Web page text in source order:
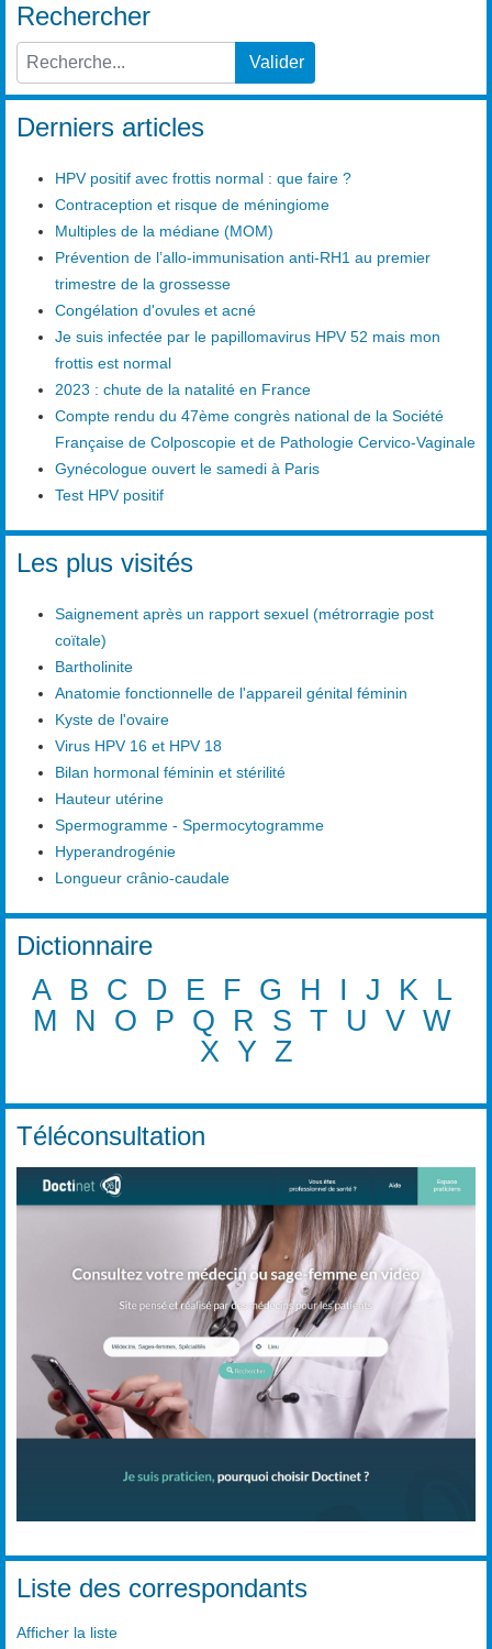
Rechercher
Type 2 or more characters for results.
Valider
Derniers articles
HPV positif avec frottis normal : que faire ?
Contraception et risque de méningiome
Multiples de la médiane (MOM)
Prévention de l’allo-immunisation anti-RH1 au premier
trimestre de la grossesse
Congélation d'ovules et acné
Je suis infectée par le papillomavirus HPV 52 mais mon
frottis est normal
2023 : chute de la natalité en France
Compte rendu du 47ème congrès national de la Société
Française de Colposcopie et de Pathologie Cervico-Vaginale
Gynécologue ouvert le samedi à Paris
Test HPV positif
Les plus visités
Saignement après un rapport sexuel (métrorragie post
coïtale)
Bartholinite
Anatomie fonctionnelle de l'appareil génital féminin
Kyste de l'ovaire
Virus HPV 16 et HPV 18
Bilan hormonal féminin et stérilité
Hauteur utérine
Spermogramme - Spermocytogramme
Hyperandrogénie
Longueur crânio-caudale
Dictionnaire
A B C D E F G H I J K
L
M
N O P Q R S T U V W
X Y Z
Téléconsultation
Liste des correspondants
Afficher la liste